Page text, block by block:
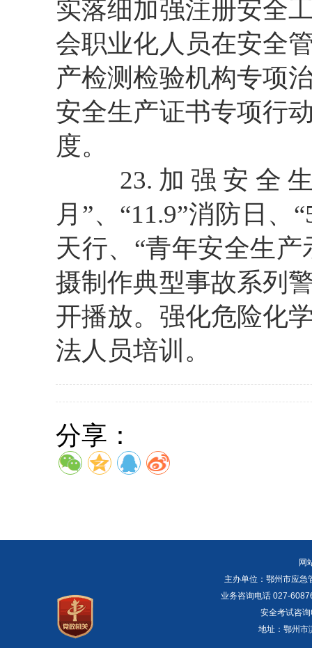
实落细加强注册安全
会职业化人员在安全
产检测检验机构专项
安全生产证书专项行
度。
23.加强安全
月”、“11.9”消防日 、
天行、“青年安全生
摄制作典型事故系列
开播放。强化危险化
法人员培训。
分享：
网
主办单位：鄂州市应
业务咨询电话 027-
安全考试咨
地址：鄂州市